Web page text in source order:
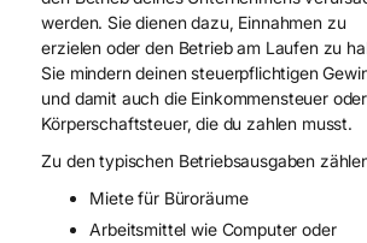
werden. Sie dienen dazu, Einnahmen zu
erzielen oder den Betrieb am Laufen zu
Sie mindern deinen steuerpflichtigen
und damit auch die Einkommensteuer oder
Körperschaftsteuer, die du zahlen musst.
Zu den typischen Betriebsausgaben
Miete für Büroräume
Arbeitsmittel wie Computer oder